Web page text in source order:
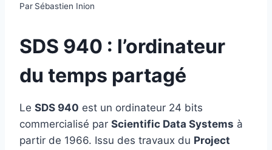
Par Sébastien Inion
SDS 940 : l’ordinateur
du temps partagé
Le SDS 940 est un ordinateur 24 bits
commercialisé par Scientific Data Systems à
partir de 1966. Issu des travaux du Project